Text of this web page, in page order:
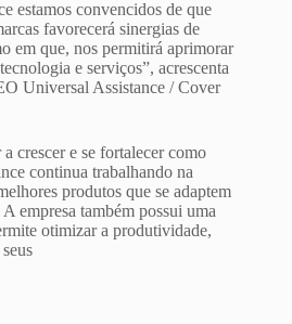
estamos convencidos de que
favorecerá sinergias de
em que, nos permitirá aprimorar
e serviços”, acrescenta
Universal Assistance / Cover
crescer e se fortalecer como
continua trabalhando na
produtos que se adaptem
empresa também possui uma
otimizar a produtividade,